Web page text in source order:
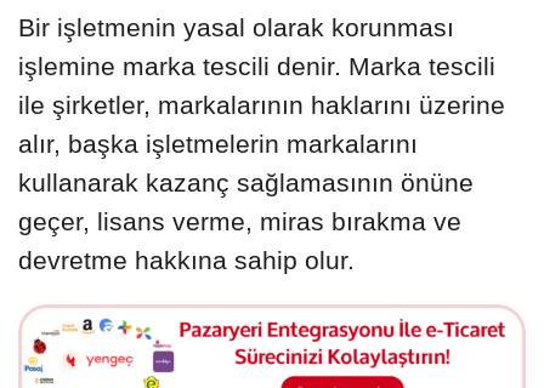
Bir işletmenin yasal olarak korunması
işlemine marka tescili denir. Marka tescili
ile şirketler, markalarının haklarını üzerine
alır, başka işletmelerin markalarını
kullanarak kazanç sağlamasının önüne
geçer, lisans verme, miras bırakma ve
devretme hakkına sahip olur.